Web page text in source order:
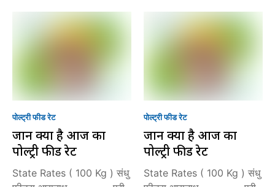
पोल्ट्री फीड रेट
जानें क्या है आज का
पोल्ट्री फीड रेट
State Rates ( 100 Kg ) संधु
पोल्ट्री फीड रेट
जानें क्या है आज का
पोल्ट्री फीड रेट
State Rates ( 100 Kg ) संधु